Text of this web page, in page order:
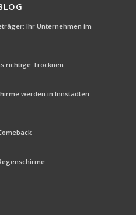
Ihr Unternehmen im
richtige Trocknen
werden in Innstädten